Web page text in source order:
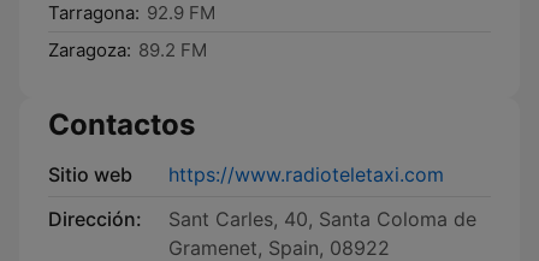
Tarragona: 92.9 FM
Zaragoza: 89.2 FM
Contactos
Sitio web
https://www.radioteletaxi.com
Dirección:
Sant Carles, 40, Santa Coloma de
Gramenet, Spain, 08922